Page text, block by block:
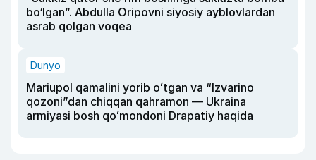
bo‘lgan”. Abdulla Oripovni siyosiy ayblovlardan
asrab qolgan voqea
Dunyo
Mariupol qamalini yorib oʻtgan va “Izvarino
qozoni”dan chiqqan qahramon — Ukraina
armiyasi bosh qoʻmondoni Drapatiy haqida